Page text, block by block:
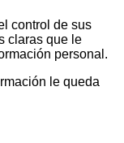
control de sus
claras que le
personal.
le queda